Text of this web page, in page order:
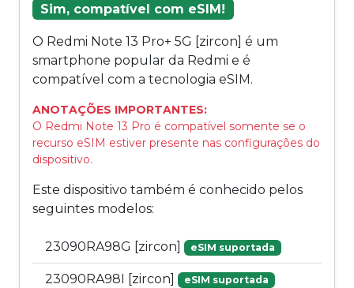
Sim, compatível com eSIM!
O Redmi Note 13 Pro+ 5G [zircon] é um
smartphone popular da Redmi e é
compatível com a tecnologia eSIM.
ANOTAÇÕES IMPORTANTES:
O Redmi Note 13 Pro é compatível somente se o
recurso eSIM estiver presente nas configurações do
dispositivo.
Este dispositivo também é conhecido pelos
seguintes modelos:
23090RA98G [zircon] eSIM suportada
23090RA98I [zircon] eSIM suportada